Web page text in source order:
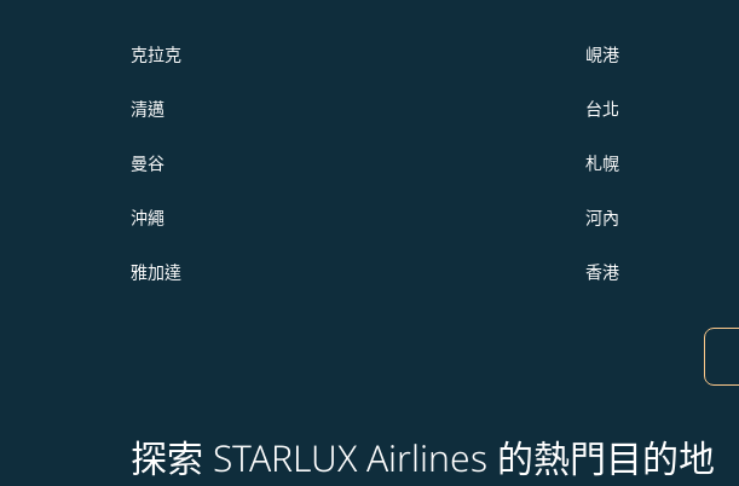
克拉克 峴港
清邁 台北
曼谷 札幌
沖繩 河內
雅加達 香港
探索 STARLUX Airlines 的熱門目的地